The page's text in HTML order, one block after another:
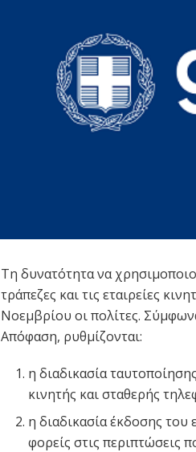
Τη δυνατότητα να
τράπεζες και τις εταιρείες
Νοεμβρίου οι πολίτες.
Απόφαση, ρυθμίζονται:
η διαδικασία
κινητής και σταθερής
η διαδικασία έκδοσης
φορείς στις